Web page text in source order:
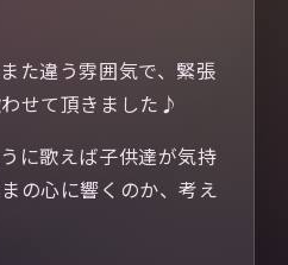
た違う雰囲気で、緊張
せて頂きました♪
に歌えば子供達が気持
の心に響くのか、考え